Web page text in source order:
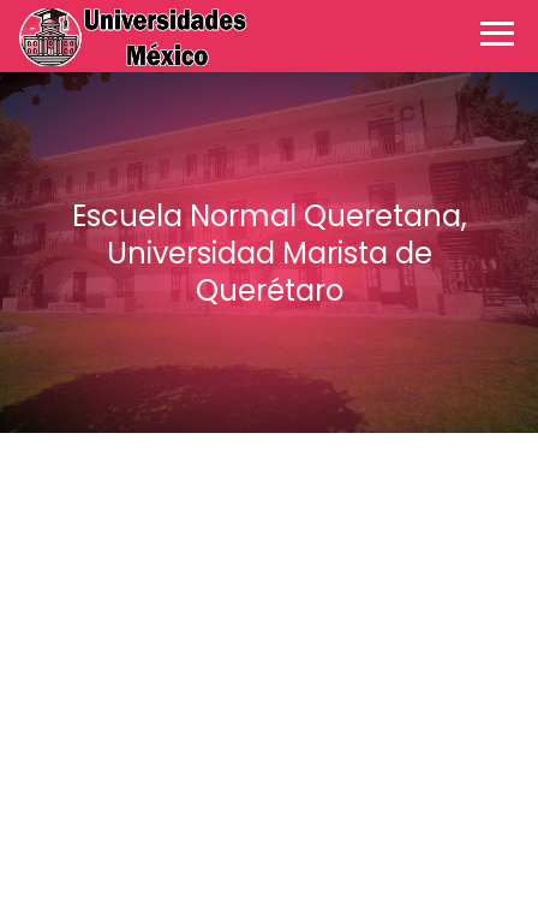
Escuela Normal Queretana,
Universidad Marista de
Querétaro